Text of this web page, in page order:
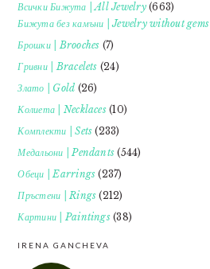
Всички Бижута | All Jewelry(663)
Бижута без камъни | Jewelry without gems
Брошки | Brooches (7)
Гривни | Bracelets (24)
Злато | Gold (26)
Колиета | Necklaces(10)
Комплекти | Sets (233)
Медальони | Pendants (544)
Обеци | Earrings (237)
Пръстени | Rings (212)
Картини | Paintings(38)
IRENA GANCHEVA